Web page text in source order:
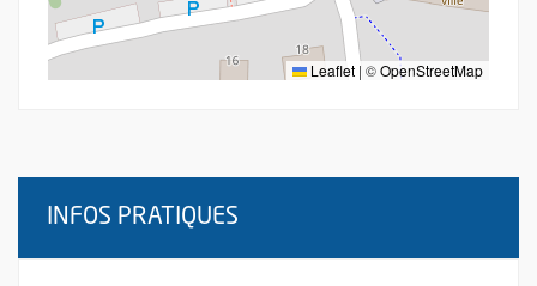
Leaflet | ©OpenStreetMap
INFOS PRATIQUES